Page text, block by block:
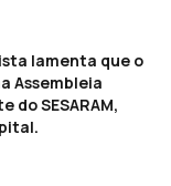
lamenta que o
Assembleia
do SESARAM,